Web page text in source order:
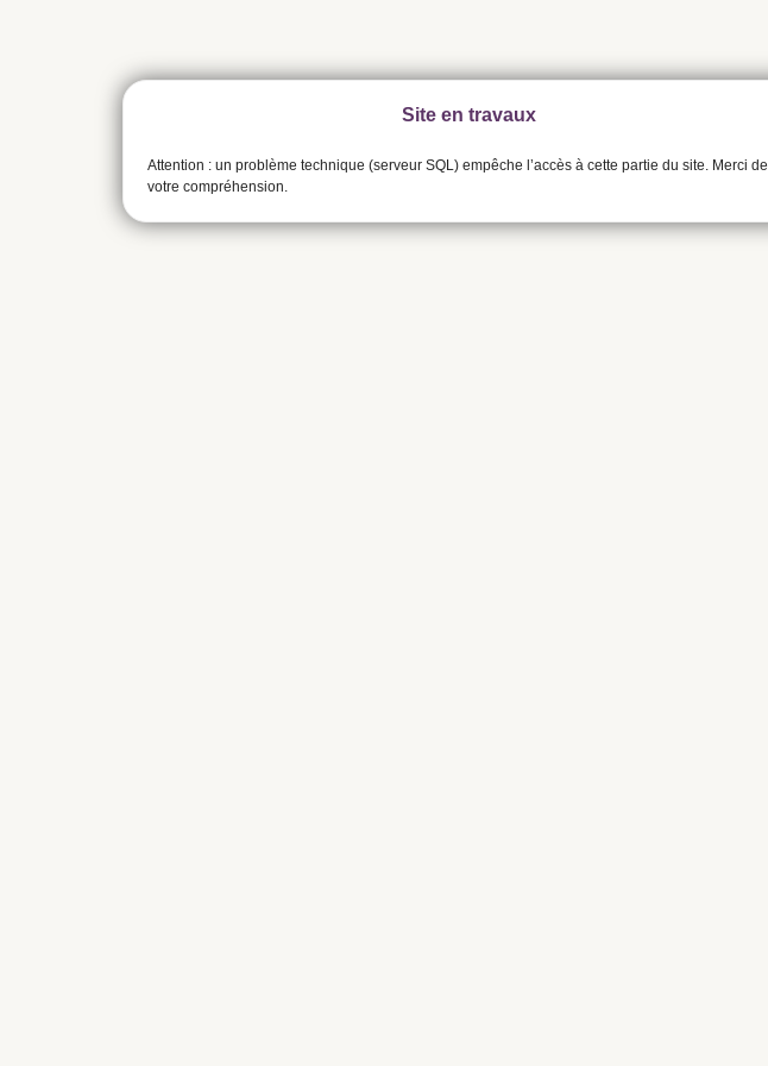
Site en travaux
Attention : un problème technique (serveur SQL) empêche l’accès à cette partie du site. Merci de
votre compréhension.